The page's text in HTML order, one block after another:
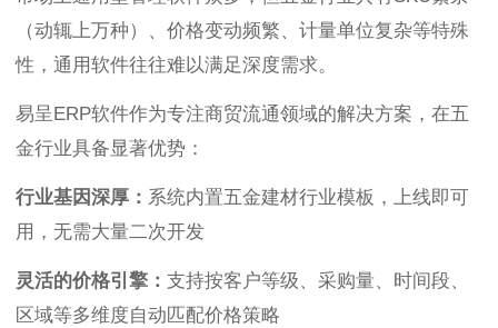
（动辄上万种）、价格变动频繁、计量单位复杂等特殊
性，通用软件往往难以满足深度需求。
易呈ERP软件作为专注商贸流通领域的解决方案，在五
金行业具备显著优势：
行业基因深厚： 系统内置五金建材行业模板，上线即可
用，无需大量二次开发
灵活的价格引擎： 支持按客户等级、采购量、时间段、
区域等多维度自动匹配价格策略